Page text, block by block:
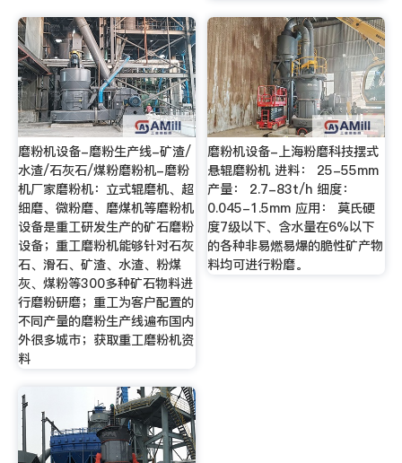
磨粉机设备-磨粉生产线-矿渣/
水渣/石灰石/煤粉磨粉机-磨粉
机厂家磨粉机：立式辊磨机、超
细磨、微粉磨、磨煤机等磨粉机
设备是重工研发生产的矿石磨粉
设备；重工磨粉机能够针对石灰
石、滑石、矿渣、水渣、粉煤
灰、煤粉等300多种矿石物料进
行磨粉研磨；重工为客户配置的
不同产量的磨粉生产线遍布国内
外很多城市；获取重工磨粉机资
料
磨粉机设备-上海粉磨科技摆式
悬辊磨粉机 进料： 25-55mm
产量： 2.7-83t/h 细度：
0.045-1.5mm 应用： 莫氏硬
度7级以下、含水量在6%以下
的各种非易燃易爆的脆性矿产物
料均可进行粉磨。